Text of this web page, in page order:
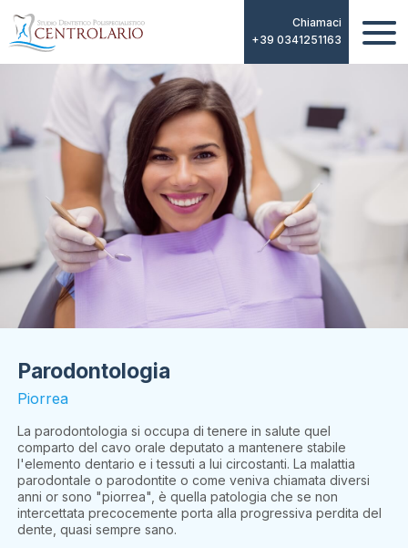
Chiamaci
+39 0341251163
Parodontologia
Piorrea
La parodontologia si occupa di tenere in salute quel
comparto del cavo orale deputato a mantenere stabile
l'elemento dentario e i tessuti a lui circostanti. La malattia
parodontale o parodontite o come veniva chiamata diversi
anni or sono "piorrea", è quella patologia che se non
intercettata precocemente porta alla progressiva perdita del
dente, quasi sempre sano.